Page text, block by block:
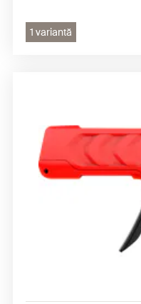
1 variantă